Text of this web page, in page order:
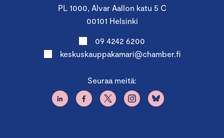
PL 1000, Alvar Aallon katu 5 C
00101 Helsinki
09 4242 6200
keskuskauppakamari@chamber.fi
Seuraa meitä: